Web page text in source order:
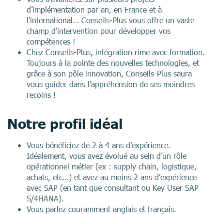
d’implémentation par an, en France et à
l’international… Conseils-Plus vous offre un vaste
champ d’intervention pour développer vos
compétences !
Chez Conseils-Plus, intégration rime avec formation.
Toujours à la pointe des nouvelles technologies, et
grâce à son pôle innovation, Conseils-Plus saura
vous guider dans l’appréhension de ses moindres
recoins !
Notre profil idéal
Vous bénéficiez de 2 à 4 ans d’expérience.
Idéalement, vous avez évolué au sein d’un rôle
opérationnel métier (ex : supply chain, logistique,
achats, etc…) et avez au moins 2 ans d’expérience
avec SAP (en tant que consultant ou Key User SAP
S/4HANA).
Vous parlez couramment anglais et français.